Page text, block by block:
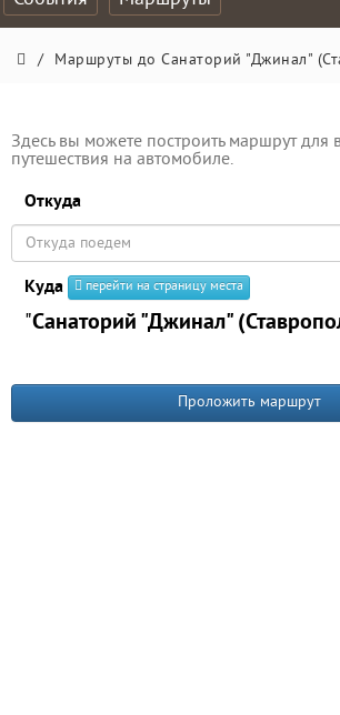
/ Маршруты до Санаторий "Джинал"
Здесь вы можете построить маршрут для
путешествия на автомобиле.
Откуда
Куда перейти на страницу места
"Санаторий "Джинал"
Проложить маршрут